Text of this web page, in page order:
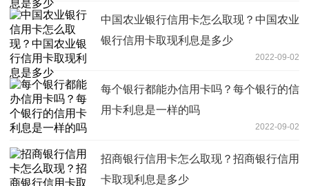
中国农业银行信用卡怎么取现？中国农业
银行信用卡取现利息是多少
2022-09-02
每个银行都能办信用卡吗？每个银行的信
用卡利息是一样的吗
2022-09-02
招商银行信用卡怎么取现？招商银行信用
卡取现利息是多少